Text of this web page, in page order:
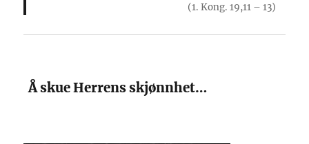
(1. Kong. 19,11 – 13)
Å skue Herrens skjønnhet…